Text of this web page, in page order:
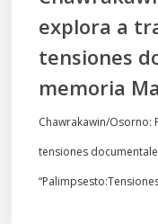
memoria
Mapuche
explora a
tensiones
memoria
Chawrakawin/Osorno:
tensiones